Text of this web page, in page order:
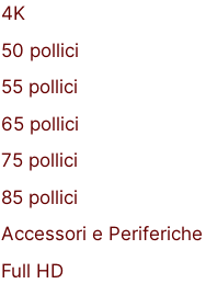
4K
50 pollici
55 pollici
65 pollici
75 pollici
85 pollici
Accessori e Periferiche
Full HD